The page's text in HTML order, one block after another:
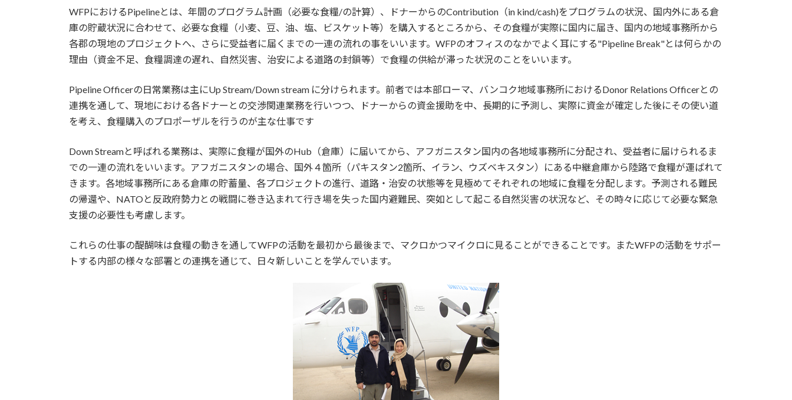
WFPにおけるPipelineとは、年間のプログラム計画（必要な食糧/の計算）、ドナーからのContribution（in kind/cash)をプログラムの状況、国内外にある倉
庫の貯蔵状況に合わせて、必要な食糧（小麦、豆、油、塩、ビスケット等）を購入するところから、その食糧が実際に国内に届き、国内の地域事務所から
各郡の現地のプロジェクトへ、さらに受益者に届くまでの一連の流れの事をいいます。WFPのオフィスのなかでよく耳にする"Pipeline Break"とは何らかの
理由（資金不足、食糧調達の遅れ、自然災害、治安による道路の封鎖等）で食糧の供給が滞った状況のことをいいます。
Pipeline Officerの日常業務は主にUp Stream/Down stream に分けられます。前者では本部ローマ、バンコク地域事務所におけるDonor Relations Officerとの
連携を通して、現地における各ドナーとの交渉関連業務を行いつつ、ドナーからの資金援助を中、長期的に予測し、実際に資金が確定した後にその使い道
を考え、食糧購入のプロポーザルを行うのが主な仕事です
Down Streamと呼ばれる業務は、実際に食糧が国外のHub（倉庫）に届いてから、アフガニスタン国内の各地域事務所に分配され、受益者に届けられるま
での一連の流れをいいます。アフガニスタンの場合、国外４箇所（パキスタン2箇所、イラン、ウズベキスタン）にある中継倉庫から陸路で食糧が運ばれて
きます。各地域事務所にある倉庫の貯蓄量、各プロジェクトの進行、道路・治安の状態等を見極めてそれぞれの地域に食糧を分配します。予測される難民
の帰還や、NATOと反政府勢力との戦闘に巻き込まれて行き場を失った国内避難民、突如として起こる自然災害の状況など、その時々に応じて必要な緊急
支援の必要性も考慮します。
これらの仕事の醍醐味は食糧の動きを通してWFPの活動を最初から最後まで、マクロかつマイクロに見ることができることです。またWFPの活動をサポー
トする内部の様々な部署との連携を通じて、日々新しいことを学んでいます。